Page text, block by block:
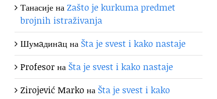
ТанасијенаZašto je kurkuma predmet
brojnih istraživanja
Шумaдинaцна Šta je svest i kako nastaje
Profesorна Šta je svest i kako nastaje
Zirojević Marko на Šta je svest i kako